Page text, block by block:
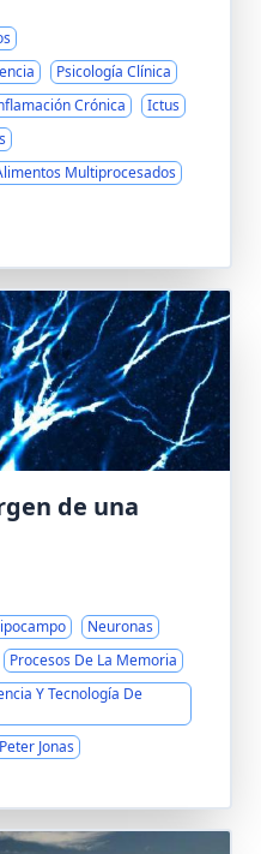
Psicología Clínica
Crónica
Ictus
Multiprocesados
de una
Neuronas
Procesos De La Memoria
Y Tecnología De
Peter Jonas